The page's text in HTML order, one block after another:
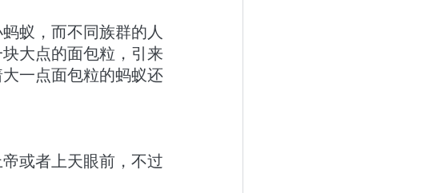
蚁，而不同族群的人
大点的面包粒，引来
一点面包粒的蚂蚁还
或者上天眼前，不过